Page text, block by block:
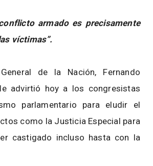
armado es precisamente
víctimas”.
de la Nación, Fernando
advirtió hoy a los congresistas
parlamentario para eludir el
como la Justicia Especial para
castigado incluso hasta con la